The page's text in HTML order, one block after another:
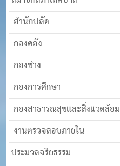
สำนักปลัด
กองคลัง
กองช่าง
กองการศึกษา
กองสาธารณสุขและสิ่งแวดล้อม
งานตรวจสอบภายใน
ประมวลจริยธรรม